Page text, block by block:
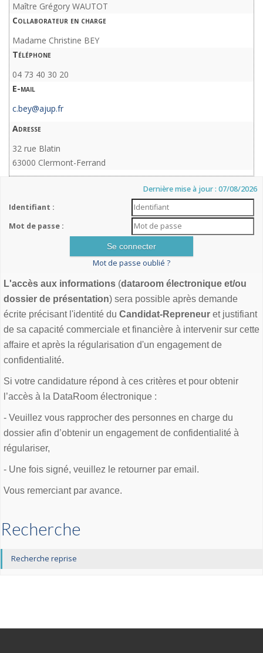
Maître Grégory WAUTOT
Collaborateur en charge
Madame Christine BEY
Téléphone
04 73 40 30 20
E-mail
c.bey@ajup.fr
Adresse
32 rue Blatin
63000 Clermont-Ferrand
Dernière mise à jour : 07/08/2026
Identifiant :
Mot de passe :
Mot de passe oublié ?
L'accès aux informations (dataroom électronique et/ou
dossier de présentation) sera possible après demande
écrite précisant l'identité du Candidat-Repreneur et justifiant
de sa capacité commerciale et financière à intervenir sur cette
affaire et après la régularisation d'un engagement de
confidentialité.
Si votre candidature répond à ces critères et pour obtenir
l’accès à la DataRoom électronique :
- Veuillez vous rapprocher des personnes en charge du
dossier afin d’obtenir un engagement de confidentialité à
régulariser,
- Une fois signé, veuillez le retourner par email.
Vous remerciant par avance.
Recherche
Recherche reprise